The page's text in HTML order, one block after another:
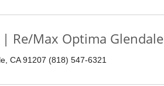
Re/Max Optima Glendale
CA 91207 (818) 547-6321